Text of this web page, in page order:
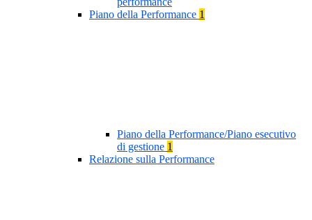
Piano della Performance 1
Piano della Performance/Piano esecutivo
di gestione 1
Relazione sulla Performance